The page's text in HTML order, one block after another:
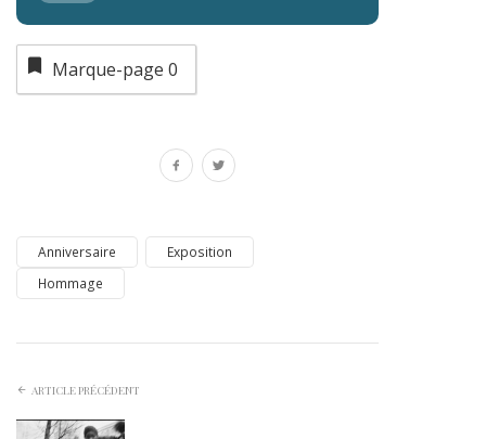
Marque-page 0
Anniversaire
Exposition
Hommage
ARTICLE PRÉCÉDENT